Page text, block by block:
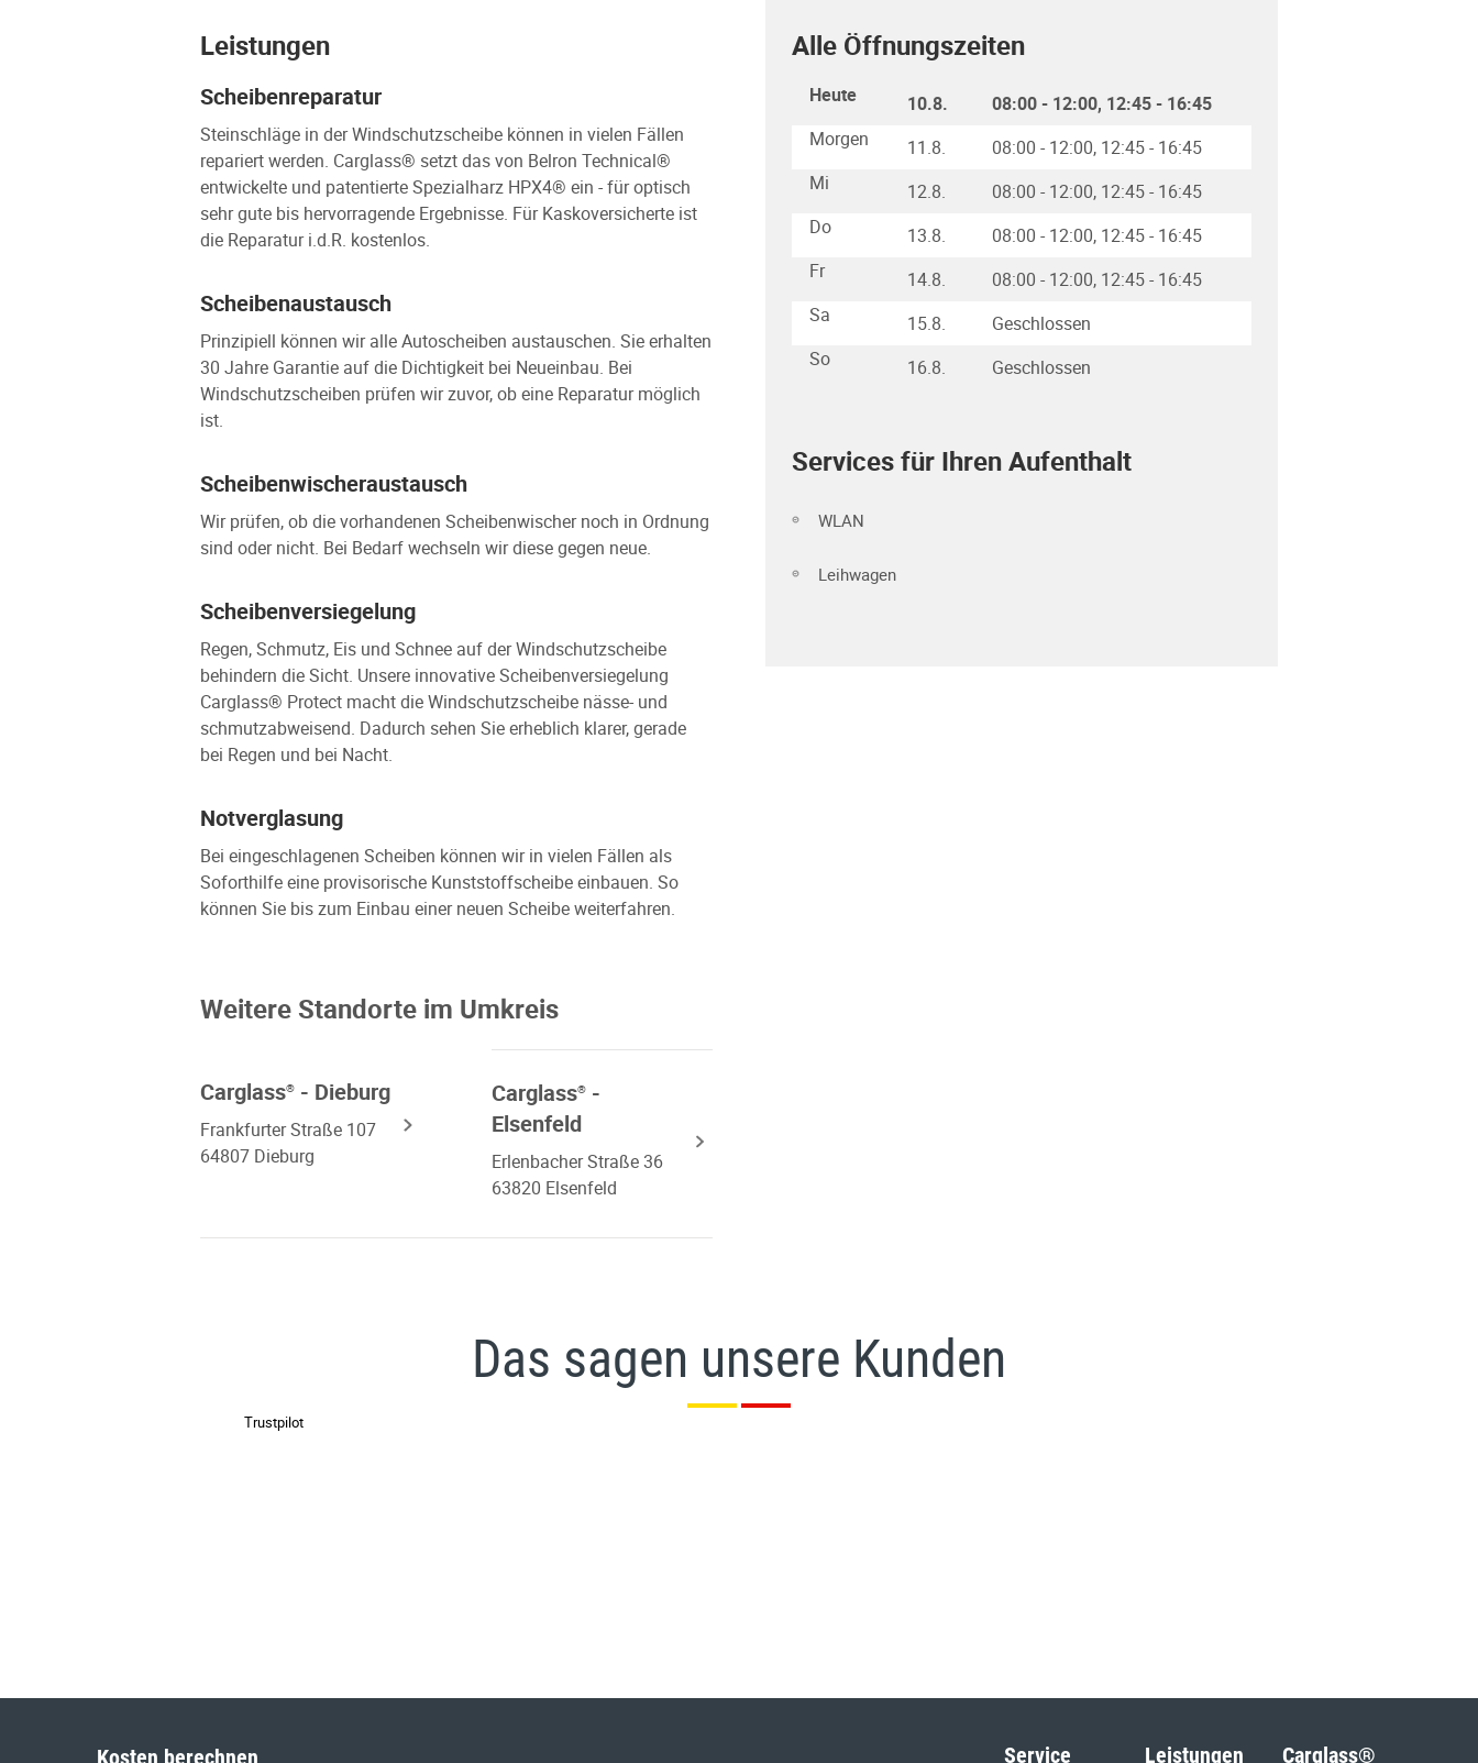
Leistungen
Scheibenreparatur
Steinschläge in der Windschutzscheibe können in vielen Fällen
repariert werden. Carglass® setzt das von Belron Technical®
entwickelte und patentierte Spezialharz HPX4® ein - für optisch
sehr gute bis hervorragende Ergebnisse. Für Kaskoversicherte ist
die Reparatur i.d.R. kostenlos.
Scheibenaustausch
Prinzipiell können wir alle Autoscheiben austauschen. Sie erhalten
30 Jahre Garantie auf die Dichtigkeit bei Neueinbau. Bei
Windschutzscheiben prüfen wir zuvor, ob eine Reparatur möglich
ist.
Scheibenwischeraustausch
Wir prüfen, ob die vorhandenen Scheibenwischer noch in Ordnung
sind oder nicht. Bei Bedarf wechseln wir diese gegen neue.
Scheibenversiegelung
Regen, Schmutz, Eis und Schnee auf der Windschutzscheibe
behindern die Sicht. Unsere innovative Scheibenversiegelung
Carglass® Protect macht die Windschutzscheibe nässe- und
schmutzabweisend. Dadurch sehen Sie erheblich klarer, gerade
bei Regen und bei Nacht.
Notverglasung
Bei eingeschlagenen Scheiben können wir in vielen Fällen als
Soforthilfe eine provisorische Kunststoffscheibe einbauen. So
können Sie bis zum Einbau einer neuen Scheibe weiterfahren.
Weitere Standorte im Umkreis
Carglass® - Dieburg
Frankfurter Straße 107
64807 Dieburg
Carglass® -
Elsenfeld
Erlenbacher Straße 36
63820 Elsenfeld
Alle Öffnungszeiten
Wochentag
Heute 10.8. 08:00 - 12:00 12:45 - 16:45
Morgen
11.8. 08:00 - 12:00 12:45- 16:45
Mi
12.8. 08:00 - 12:00 12:45- 16:45
Do
13.8. 08:00 - 12:00 12:45- 16:45
Fr
14.8. 08:00 - 12:00 12:45- 16:45
Sa
15.8.
Geschlossen
So
16.8. Geschlossen
Services für Ihren Aufenthalt
WLAN
Leihwagen
Das sagen unsere Kunden
Trustpilot
Kosten berechnen Service Leistungen Carglass®